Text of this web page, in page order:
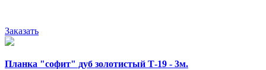
Заказать
Планка "софит" дуб золотистый Т-19 - 3м.